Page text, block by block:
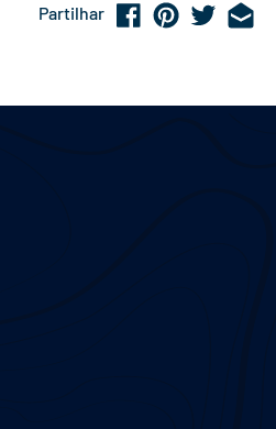
Partilhar